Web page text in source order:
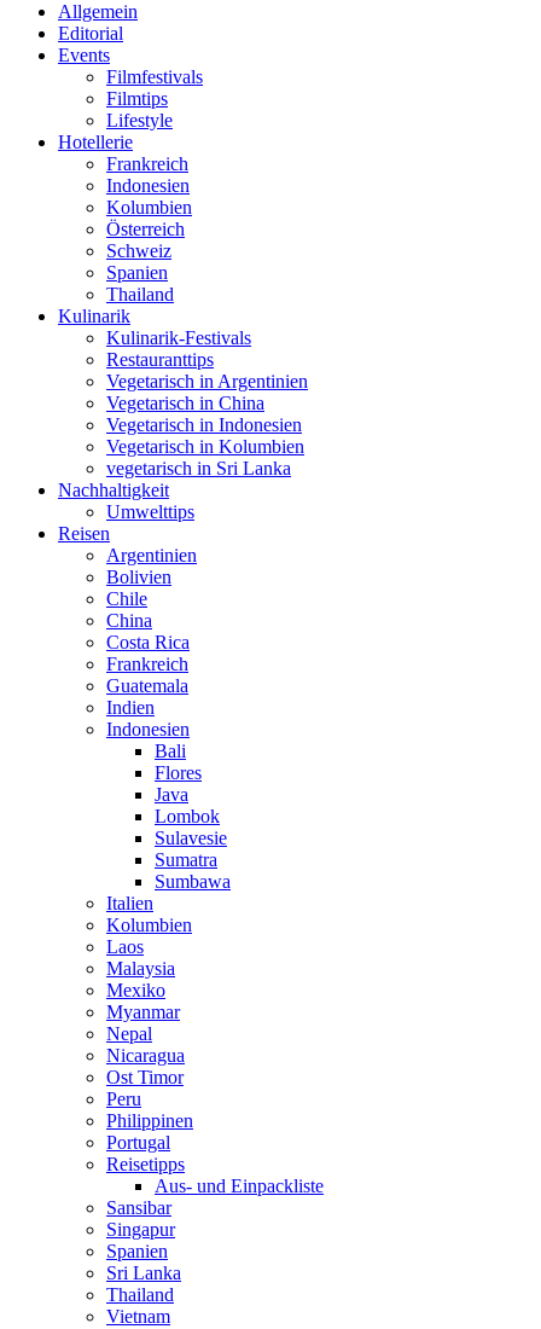
Allgemein
Editorial
Events
Filmfestivals
Filmtips
Lifestyle
Hotellerie
Frankreich
Indonesien
Kolumbien
Österreich
Schweiz
Spanien
Thailand
Kulinarik
Kulinarik-Festivals
Restauranttips
Vegetarisch in Argentinien
Vegetarisch in China
Vegetarisch in Indonesien
Vegetarisch in Kolumbien
vegetarisch in Sri Lanka
Nachhaltigkeit
Umwelttips
Reisen
Argentinien
Bolivien
Chile
China
Costa Rica
Frankreich
Guatemala
Indien
Indonesien
Bali
Flores
Java
Lombok
Sulavesie
Sumatra
Sumbawa
Italien
Kolumbien
Laos
Malaysia
Mexiko
Myanmar
Nepal
Nicaragua
Ost Timor
Peru
Philippinen
Portugal
Reisetipps
Aus- und Einpackliste
Sansibar
Singapur
Spanien
Sri Lanka
Thailand
Vietnam